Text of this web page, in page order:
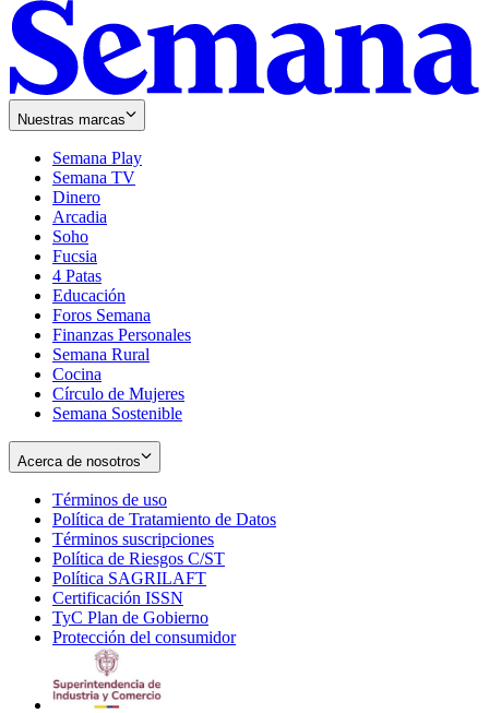
Nuestras marcas
Semana Play
Semana TV
Dinero
Arcadia
Soho
in
new
window
Fucsia
in
new
window
4 Patas
Educación
Foros Semana
Finanzas Personales
Semana Rural
Cocina
Círculo de Mujeres
Semana Sostenible
Acerca de nosotros
Términos de uso
in
new
window
Política de Tratamiento de Datos
Términos suscripciones
in
Política de Riesgos C/ST
Política SAGRILAFT
new
window
Certificación ISSN
in
new
TyC Plan de Gobierno
in
Protección del consumidorOpens